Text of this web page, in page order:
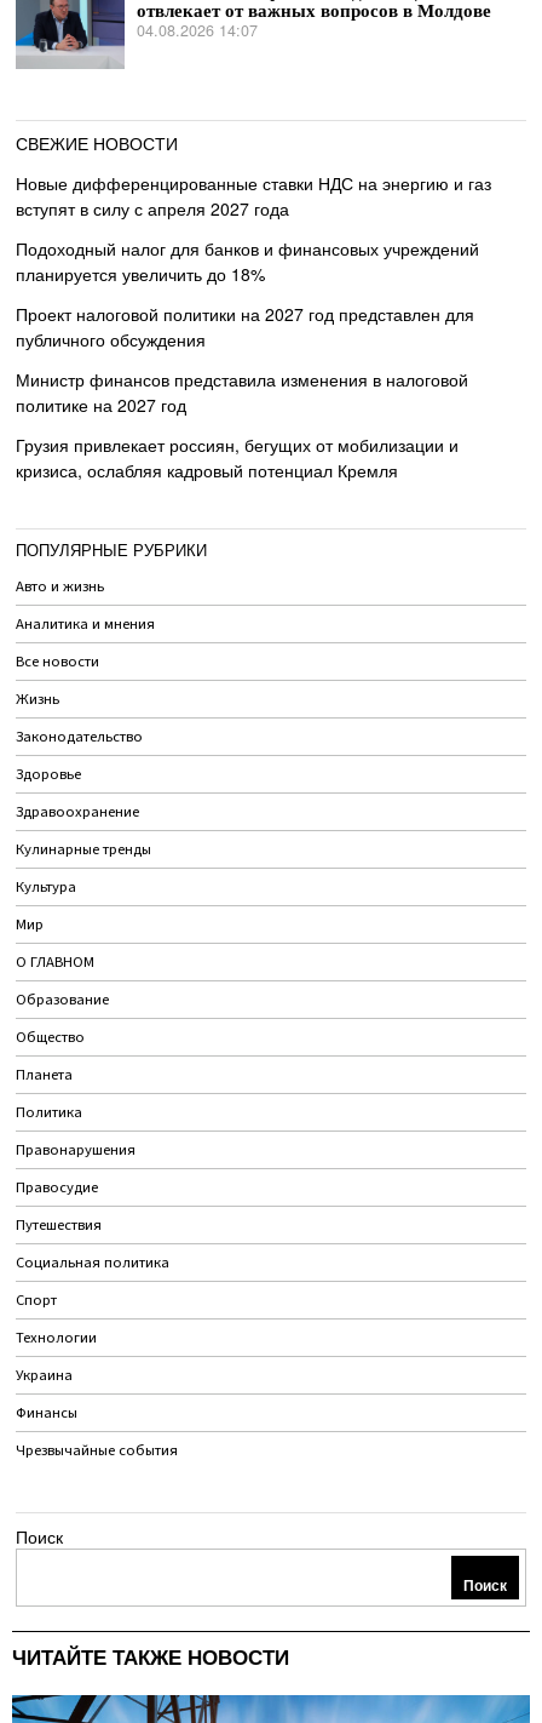
отвлекает от важных вопросов в Молдове
04.08.2026 14:07
СВЕЖИЕ НОВОСТИ
Новые дифференцированные ставки НДС на энергию и газ
вступят в силу с апреля 2027 года
Подоходный налог для банков и финансовых учреждений
планируется увеличить до 18%
Проект налоговой политики на 2027 год представлен для
публичного обсуждения
Министр финансов представила изменения в налоговой
политике на 2027 год
Грузия привлекает россиян, бегущих от мобилизации и
кризиса, ослабляя кадровый потенциал Кремля
ПОПУЛЯРНЫЕ РУБРИКИ
Авто и жизнь
Аналитика и мнения
Все новости
Жизнь
Законодательство
Здоровье
Здравоохранение
Кулинарные тренды
Культура
Мир
О ГЛАВНОМ
Образование
Общество
Планета
Политика
Правонарушения
Правосудие
Путешествия
Социальная политика
Спорт
Технологии
Украина
Финансы
Чрезвычайные события
Поиск
Поиск
ЧИТАЙТЕ ТАКЖЕ НОВОСТИ